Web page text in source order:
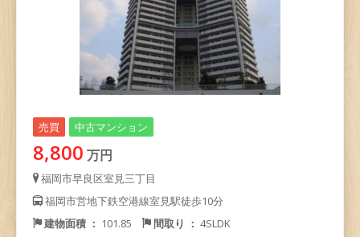
売買 中古マンション
8,800 万円
福岡市早良区室見三丁目
福岡市営地下鉄空港線室見駅徒歩10分
建物面積 ： 101.85 間取り ： 4SLDK